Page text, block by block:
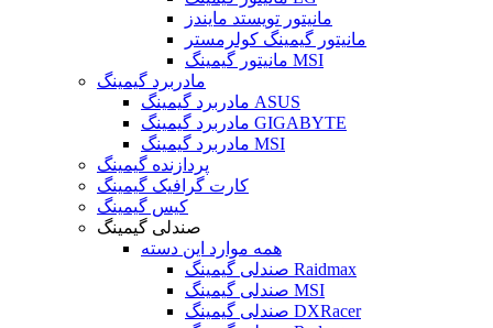
مانیتور تویستد مایندز
مانیتور گیمینگ کولرمستر
مانیتور گیمینگ MSI
مادربرد گیمینگ
مادربرد گیمینگ ASUS
مادربرد گیمینگ GIGABYTE
مادربرد گیمینگ MSI
پردازنده گیمینگ
کارت گرافیک گیمینگ
کیس گیمینگ
صندلی گیمینگ
همه موارد این دسته
صندلی گیمینگ Raidmax
صندلی گیمینگ MSI
صندلی گیمینگ DXRacer